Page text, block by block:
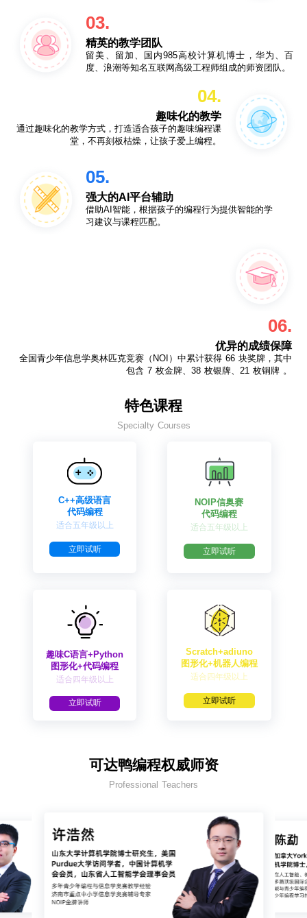
03.
精英的教学团队
留美、留加、国内985高校计算机博士，华为、百
度、浪潮等知名互联网高级工程师组成的师资团队。
04.
趣味化的教学
通过趣味化的教学方式，打造适合孩子的趣味编程课
堂，不再刻板枯燥，让孩子爱上编程。
05.
强大的AI平台辅助
借助AI智能，根据孩子的编程行为提供智能的学
习建议与课程匹配。
06.
优异的成绩保障
全国青少年信息学奥林匹克竞赛（NOI）中累计获得 66 块奖牌，其中
包含 7 枚金牌、38 枚银牌、21 枚铜牌 。
特色课程
Specialty Courses
C++高级语言
代码编程
适合五年级以上
立即试听
NOIP信奥赛
代码编程
适合五年级以上
立即试听
趣味C语言+Python
图形化+代码编程
适合四年级以上
立即试听
Scratch+adiuno
图形化+机器人编程
适合四年级以上
立即试听
可达鸭编程权威师资
Professional Teachers